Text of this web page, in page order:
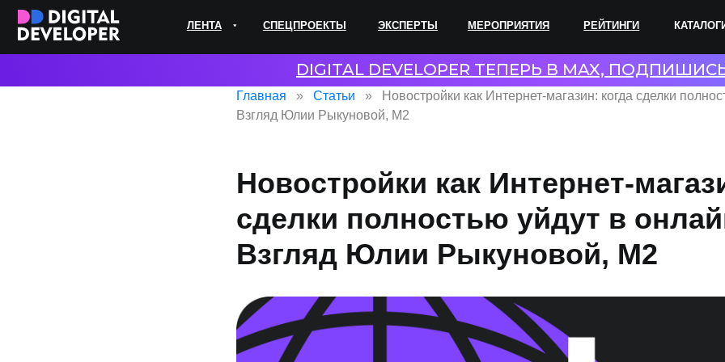
ЭКСПЕРТЫ КАТАЛОГИ
МЕРОПРИЯТИЯ
СПЕЦПРОЕКТЫ РЕЙТИНГИ
ЛЕНТА
DIGITAL DEVELOPER ТЕПЕРЬ В MAX,
Главная Статьи
Новостройки как Интернет-магазин: когда сделки
Взгляд Юлии Рыкуновой, М2
Новостройки как Интернет-
сделки полностью уйдут в
Взгляд Юлии Рыкуновой, М2